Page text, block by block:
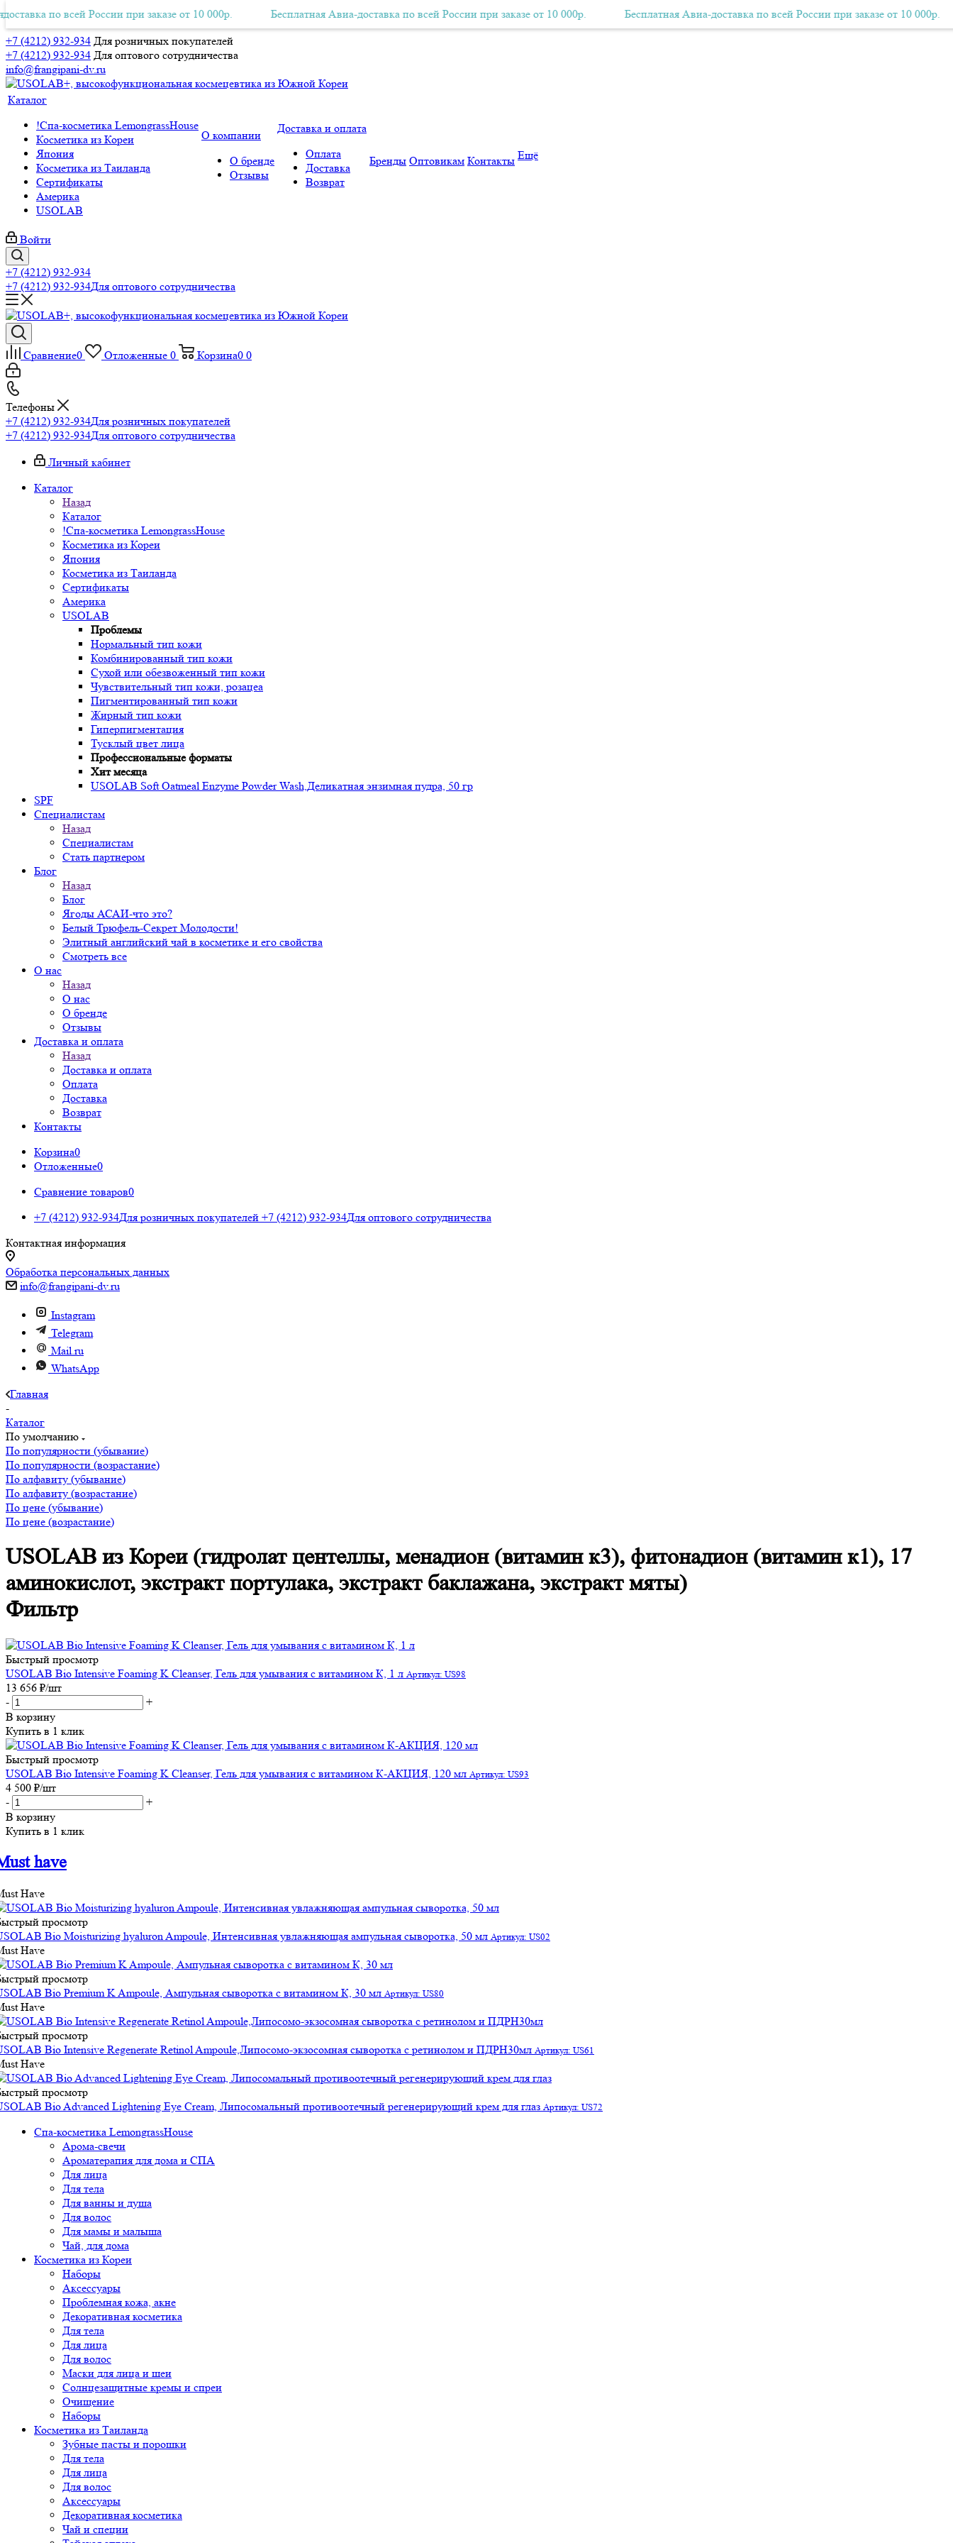
+7 (4212) 932-934 Для розничных покупателей
+7 (4212) 932-934 Для оптового сотрудничества
info@frangipani-dv.ru
Авиа-доставка по всей России при заказе от 10 000р. Бесплатная Авиа-доставка по всей России при заказе от 10 000р. Бесплатная Авиа-доставка по всей России при заказе от
всей России при заказе от 10 000р. Бесплатная Авиа-доставка по всей России при заказе от 10 000р. Бесплатная Авиа-доставка по всей России при заказе от 10 000р.
Каталог
!Спа-косметика LemongrassHouse
Косметика из Кореи
Япония
Косметика из Таиланда
Сертификаты
Америка
USOLAB
О компании
О бренде
Отзывы
Доставка и оплата
Оплата
Доставка
Возврат
Бренды Оптовикам Контакты Ещё
Войти
+7 (4212) 932-934
+7 (4212) 932-934Для оптового сотрудничества
Сравнение0 Отложенные 0 Корзина0 0
Телефоны
+7 (4212) 932-934Для розничных покупателей
+7 (4212) 932-934Для оптового сотрудничества
Личный кабинет
Каталог
Назад
Каталог
!Спа-косметика LemongrassHouse
Косметика из Кореи
Япония
Косметика из Таиланда
Сертификаты
Америка
USOLAB
Проблемы
Нормальный тип кожи
Комбинированный тип кожи
Сухой или обезвоженный тип кожи
Чувствительный тип кожи, розацеа
Пигментированный тип кожи
Жирный тип кожи
Гиперпигментация
Тусклый цвет лица
Профессиональные форматы
Хит месяца
USOLAB Soft Oatmeal Enzyme Powder Wash,Деликатная энзимная пудра, 50 гр
SPF
Специалистам
Назад
Специалистам
Стать партнером
Блог
Назад
Блог
Ягоды АСАИ-что это?
Белый Трюфель-Секрет Молодости!
Элитный английский чай в косметике и его свойства
Смотреть все
О нас
Назад
О нас
О бренде
Отзывы
Доставка и оплата
Назад
Доставка и оплата
Оплата
Доставка
Возврат
Контакты
Корзина0
Отложенные0
Сравнение товаров0
+7 (4212) 932-934Для розничных покупателей +7 (4212) 932-934Для оптового сотрудничества
Контактная информация
Обработка персональных данных
info@frangipani-dv.ru
Instagram
Telegram
Mail.ru
WhatsApp
Главная
-
Каталог
По умолчанию
По популярности (убывание)
По популярности (возрастание)
По алфавиту (убывание)
По алфавиту (возрастание)
По цене (убывание)
По цене (возрастание)
USOLAB из Кореи (гидролат центеллы, менадион (витамин к3), фитонадион (витамин к1), 17
аминокислот, экстракт портулака, экстракт баклажана, экстракт мяты)
Фильтр
Быстрый просмотр
USOLAB Bio Intensive Foaming K Cleanser, Гель для умывания с витамином К, 1 л Артикул: US98
13 656 ₽/шт
-
+
В корзину
Купить в 1 клик
Быстрый просмотр
USOLAB Bio Intensive Foaming K Cleanser, Гель для умывания с витамином К-АКЦИЯ, 120 мл Артикул: US93
4 500 ₽/шт
-
+
В корзину
Купить в 1 клик
have
Have
просмотр
Bio Moisturizing hyaluron Ampoule, Интенсивная увлажняющая ампульная сыворотка, 50 мл Артикул: US02
Have
просмотр
Bio Premium K Ampoule, Ампульная сыворотка с витамином К, 30 мл Артикул: US80
Have
просмотр
Bio Intensive Regenerate Retinol Ampoule,Липосомо-экзосомная сыворотка с ретинолом и ПДРН30мл Артикул: US61
Have
просмотр
Bio Advanced Lightening Eye Cream, Липосомальный противоотечный регенерирующий крем для глаз Артикул: US72
Спа-косметика LemongrassHouse
Арома-свечи
Ароматерапия для дома и СПА
Для лица
Для тела
Для ванны и душа
Для волос
Для мамы и малыша
Чай, для дома
Косметика из Кореи
Наборы
Аксессуары
Проблемная кожа, акне
Декоративная косметика
Для тела
Для лица
Для волос
Маски для лица и шеи
Солнцезащитные кремы и спреи
Очищение
Наборы
Косметика из Таиланда
Зубные пасты и порошки
Для тела
Для лица
Для волос
Аксессуары
Декоративная косметика
Чай и специи